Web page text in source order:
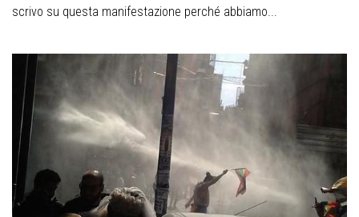
scrivo su questa manifestazione perché abbiamo...